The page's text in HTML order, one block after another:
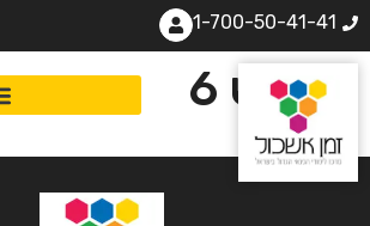
1-700-50-41-41
מפגש 6